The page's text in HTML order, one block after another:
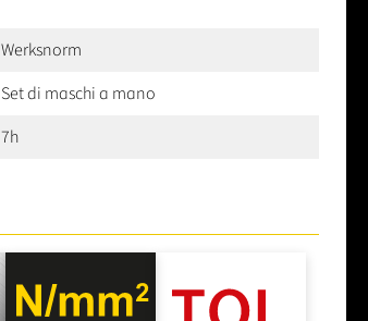
Werksnorm
Set di maschi a mano
7h